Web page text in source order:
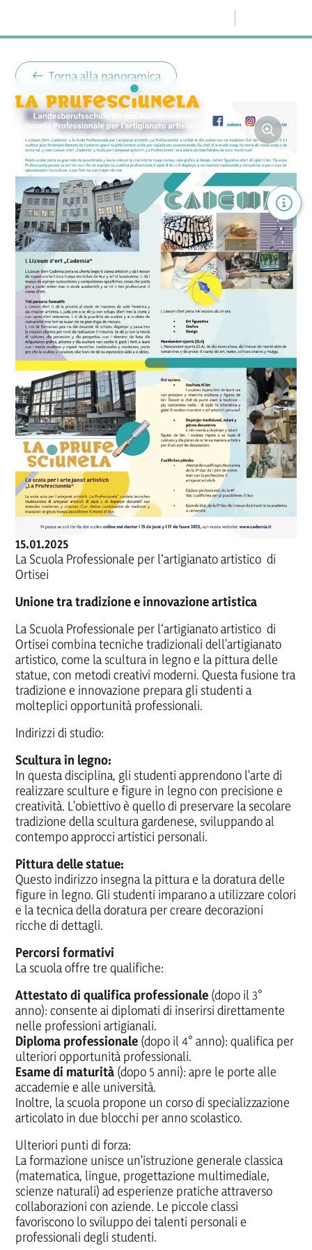
Torna alla panoramica
Cademia & La Prufesciunela
15.01.2025
La Scuola Professionale per l‘artigianato artistico di
Ortisei
Unione tra tradizione e innovazione artistica
La Scuola Professionale per l‘artigianato artistico di
Ortisei combina tecniche tradizionali dell'artigianato
artistico, come la scultura in legno e la pittura delle
statue, con metodi creativi moderni. Questa fusione tra
tradizione e innovazione prepara gli studenti a
molteplici opportunità professionali.
Indirizzi di studio:
Scultura in legno:
In questa disciplina, gli studenti apprendono l'arte di
realizzare sculture e figure in legno con precisione e
creatività. L'obiettivo è quello di preservare la secolare
tradizione della scultura gardenese, sviluppando al
contempo approcci artistici personali.
Pittura delle statue:
Questo indirizzo insegna la pittura e la doratura delle
figure in legno. Gli studenti imparano a utilizzare colori
e la tecnica della doratura per creare decorazioni
ricche di dettagli.
Percorsi formativi
La scuola offre tre qualifiche:
Attestato di qualifica professionale (dopo il 3°
anno): consente ai diplomati di inserirsi direttamente
nelle professioni artigianali.
Diploma professionale (dopo il 4° anno): qualifica per
ulteriori opportunità professionali.
Esame di maturità (dopo 5 anni): apre le porte alle
accademie e alle università.
Inoltre, la scuola propone un corso di specializzazione
articolato in due blocchi per anno scolastico.
Ulteriori punti di forza:
La formazione unisce un'istruzione generale classica
(matematica, lingue, progettazione multimediale,
scienze naturali) ad esperienze pratiche attraverso
collaborazioni con aziende. Le piccole classi
favoriscono lo sviluppo dei talenti personali e
professionali degli studenti.